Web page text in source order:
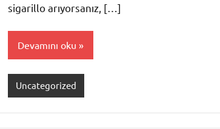
sigarillo arıyorsanız, […]
Devamını oku
Uncategorized